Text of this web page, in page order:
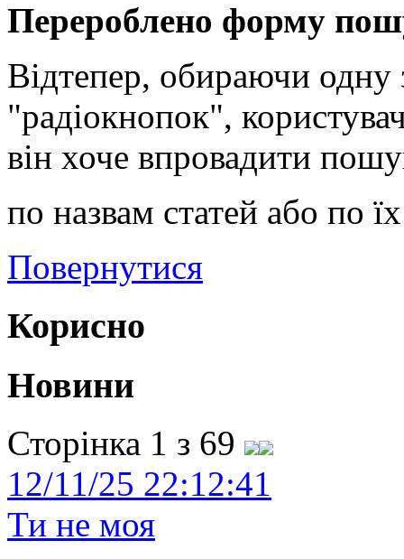
Перероблено форму
Відтепер, обираючи одну
"радіокнопок",
він хоче впровадити
по назвам статей або по їх
Повернутися
Корисно
Новини
Сторінка 1 з 69
12/11/25 22:12:41
Ти не моя